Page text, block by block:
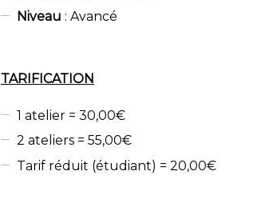
Niveau : Avancé
TARIFICATION
1 atelier = 30,00€
2 ateliers = 55,00€
Tarif réduit (étudiant) = 20,00€